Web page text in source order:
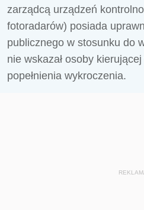
zarządcą urządzeń
fotoradarów) posiada
publicznego w stosunku do
nie wskazał osoby
popełnienia wykroczenia.